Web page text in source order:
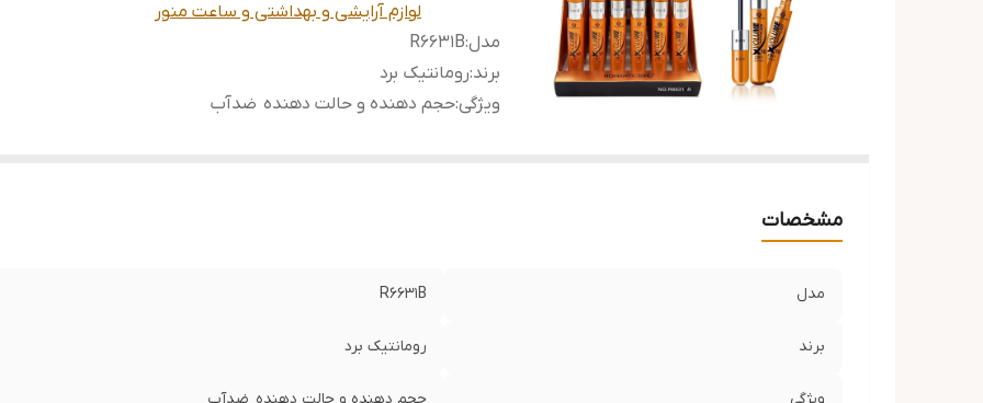
لوازم آرایشی و بهداشتی و ساعت منور
مدل:
R6631B
برند:رومانتیک برد
ویژگی:حجم دهنده و حالت دهنده ضدآب
مشخصات
مدل R6631B
برند رومانتیک برد